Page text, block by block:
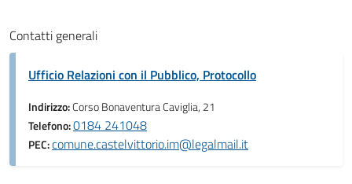
Contatti generali
Ufficio Relazioni con il Pubblico, Protocollo
Indirizzo:Corso Bonaventura Caviglia, 21
Telefono:0184 241048
PEC:comune.castelvittorio.im@legalmail.it